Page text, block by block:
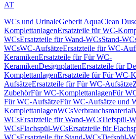
AT
WCs und UrinaleGeberit AquaClean
KomplettanlagenErsatzteile für WC-
WCsErsatzteile für Wand-WCsStand-
WCsWC-AufsätzeErsatzteile für WC-
KeramikenErsatzteile für Für WC-
KeramikenDesignplattenErsatzteile für
KomplettanlagenErsatzteile für Für WC-
AufsätzeErsatzteile für Für WC-Aufsätze
ZubehörFür WC-KomplettanlagenFür
Für WC-AufsätzeFür WC-Aufsätze und
KomplettanlagenWCsVerbrauchsmaterial
WCsErsatzteile für Wand-WCsTiefspül-
WCsFlachspül-WCsErsatzteile für
WCsErsatzteile für Stand-WCsTiefspül-